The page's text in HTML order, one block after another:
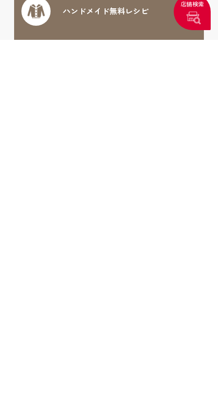
店舗検索
ハンドメイド無料レシピ